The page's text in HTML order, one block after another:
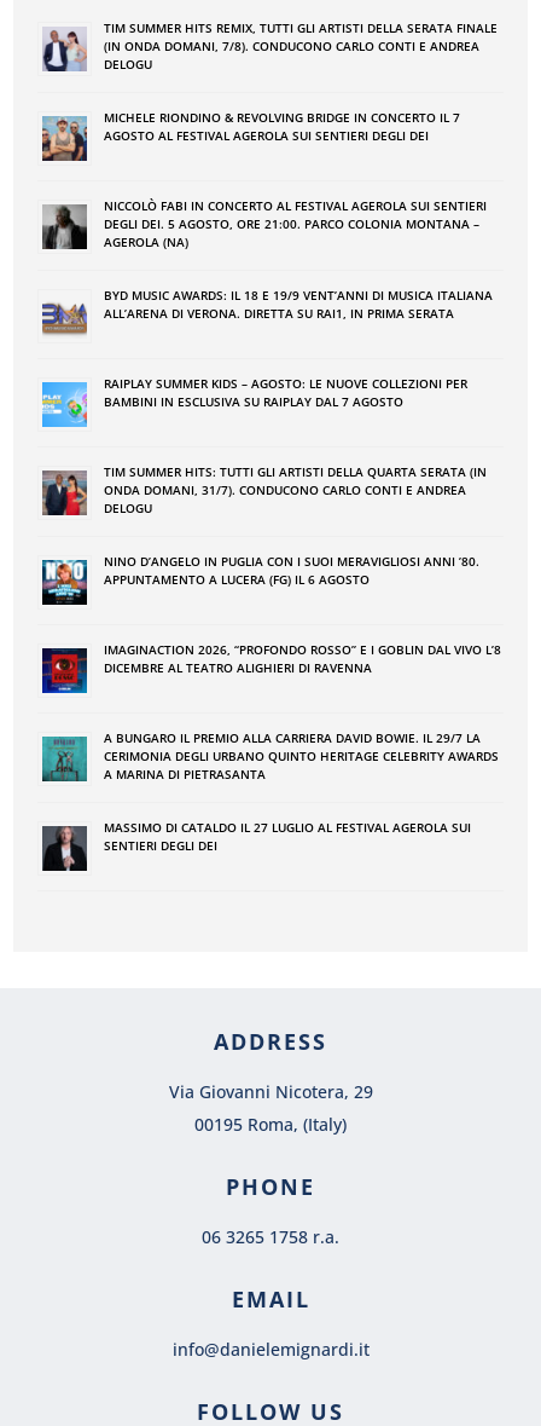
TIM SUMMER HITS REMIX, TUTTI GLI ARTISTI DELLA SERATA FINALE
(IN ONDA DOMANI, 7/8). CONDUCONO CARLO CONTI E ANDREA
DELOGU
MICHELE RIONDINO & REVOLVING BRIDGE IN CONCERTO IL 7
AGOSTO AL FESTIVAL AGEROLA SUI SENTIERI DEGLI DEI
NICCOLÒ FABI IN CONCERTO AL FESTIVAL AGEROLA SUI SENTIERI
DEGLI DEI. 5 AGOSTO, ORE 21:00. PARCO COLONIA MONTANA –
AGEROLA (NA)
BYD MUSIC AWARDS: IL 18 E 19/9 VENT’ANNI DI MUSICA ITALIANA
ALL’ARENA DI VERONA. DIRETTA SU RAI1, IN PRIMA SERATA
RAIPLAY SUMMER KIDS – AGOSTO: LE NUOVE COLLEZIONI PER
BAMBINI IN ESCLUSIVA SU RAIPLAY DAL 7 AGOSTO
TIM SUMMER HITS: TUTTI GLI ARTISTI DELLA QUARTA SERATA (IN
ONDA DOMANI, 31/7). CONDUCONO CARLO CONTI E ANDREA
DELOGU
NINO DʼANGELO IN PUGLIA CON I SUOI MERAVIGLIOSI ANNI ʼ80.
APPUNTAMENTO A LUCERA (FG) IL 6 AGOSTO
IMAGINACTION 2026, “PROFONDO ROSSO” E I GOBLIN DAL VIVO L’8
DICEMBRE AL TEATRO ALIGHIERI DI RAVENNA
A BUNGARO IL PREMIO ALLA CARRIERA DAVID BOWIE. IL 29/7 LA
CERIMONIA DEGLI URBANO QUINTO HERITAGE CELEBRITY AWARDS
A MARINA DI PIETRASANTA
MASSIMO DI CATALDO IL 27 LUGLIO AL FESTIVAL AGEROLA SUI
SENTIERI DEGLI DEI
ADDRESS
Via Giovanni Nicotera, 29
00195 Roma, (Italy)
PHONE
06 3265 1758 r.a.
EMAIL
info@danielemignardi.it
FOLLOW US